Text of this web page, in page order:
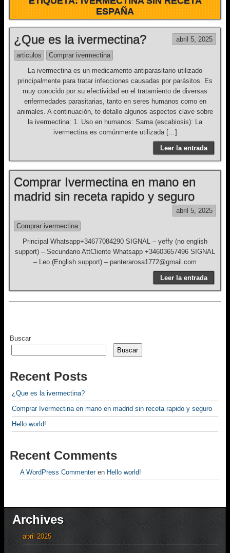
ESPAÑA
¿Que es la ivermectina? abril 5, 2025
articulos
Comprar ivermectina
La ivermectina es un medicamento antiparasitario utilizado
principalmente para tratar infecciones causadas por parásitos. Es
muy conocido por su efectividad en el tratamiento de diversas
enfermedades parasitarias, tanto en seres humanos como en
animales. A continuación, te detallo algunos aspectos clave sobre
la ivermectina: 1. Uso en humanos: Sarna (escabiosis): La
ivermectina es comúnmente utilizada […]
Leer la entrada
Comprar Ivermectina en mano en
madrid sin receta rapido y seguro
abril 5, 2025
Comprar ivermectina
Principal Whatsapp+34677084290 SIGNAL – yeffy (no english
support) – Secundario AttCliente Whatsapp +34603657496 SIGNAL
– Leo (English support) – panterarosa1772@gmail.com
Leer la entrada
Buscar
Buscar
Recent Posts
¿Que es la ivermectina?
Comprar Ivermectina en mano en madrid sin receta rapido y seguro
Hello world!
Recent Comments
A WordPress Commenteren Hello world!
Archives
abril 2025